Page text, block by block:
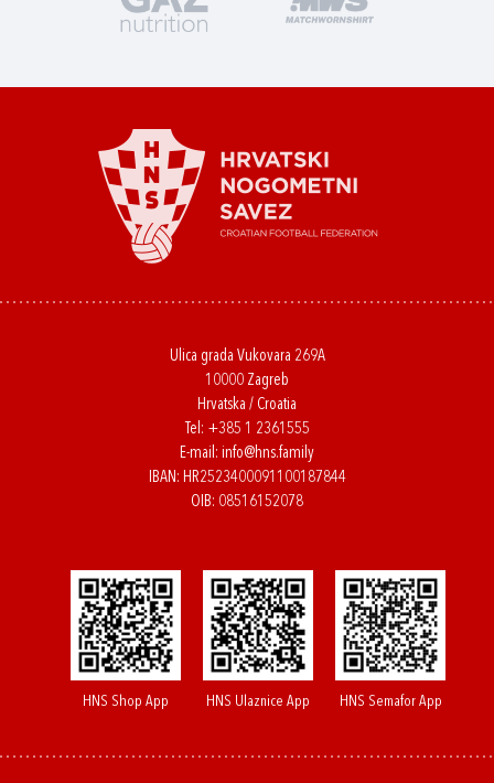
Ulica grada Vukovara 269A
10000 Zagreb
Hrvatska / Croatia
Tel: +385 1 2361555
E-mail: info@hns.family
IBAN: HR2523400091100187844
OIB: 08516152078
HNS Shop App HNS Ulaznice App HNS Semafor App